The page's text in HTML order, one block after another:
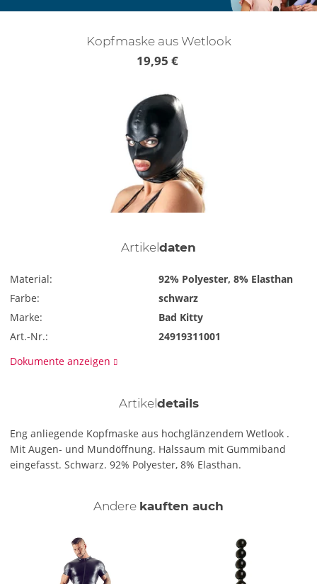
Kopfmaske aus Wetlook
19,95 €
Artikel daten
Material:
92% Polyester, 8% Elasthan
Farbe:
schwarz
Marke:
Bad Kitty
Art.-Nr.:
24919311001
Dokumente anzeigen
Artikel details
Eng anliegende Kopfmaske aus hochglänzendem Wetlook .
Mit Augen- und Mundöffnung. Halssaum mit Gummiband
eingefasst. Schwarz. 92% Polyester, 8% Elasthan.
Andere kauften auch